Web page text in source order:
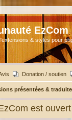
EzCom
& styles pour
Donation / soutien
présentées &
est